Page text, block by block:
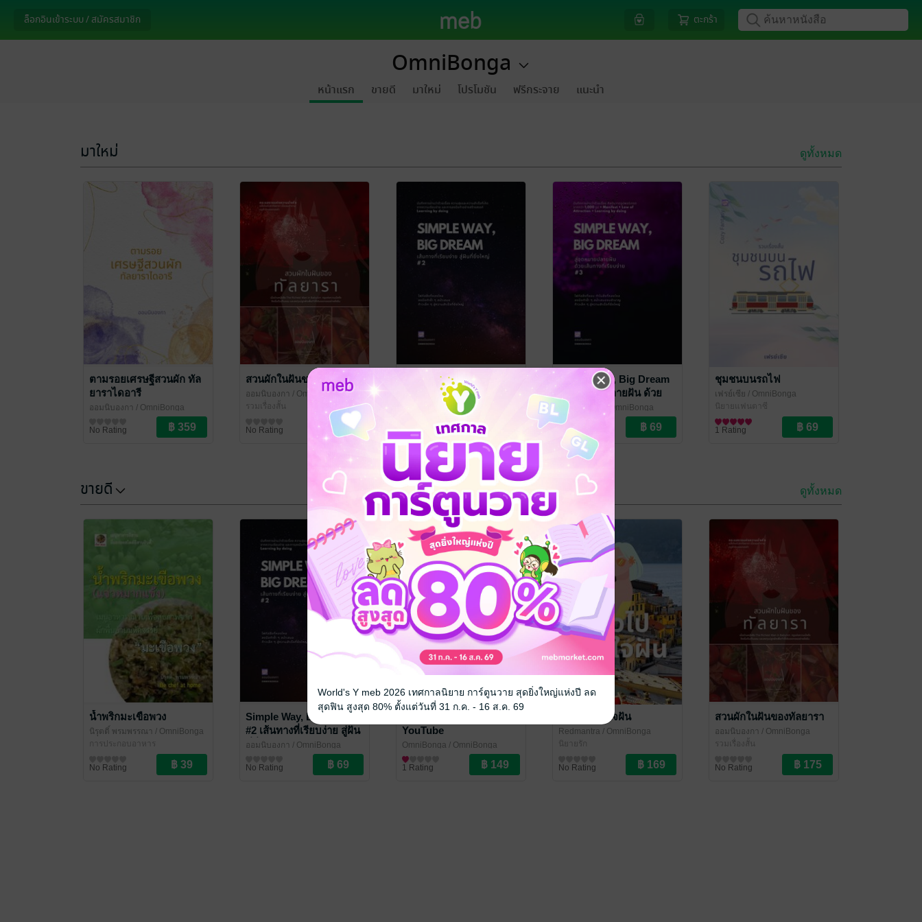
ล็อกอินเข้าระบบ / สมัครสมาชิก ตะกร้า
OmniBonga
หน้าแรก ขายดี มาใหม่ โปรโมชัน ฟรีกระจาย แนะนำ
มาใหม่ ดูทั้งหมด
ตามรอยเศรษฐีสวนผัก ทัล
ยาราไดอารี
ออมนิบองกา / OmniBonga
No Rating
สวนผักในฝันของทัลยารา
ออมนิบองกา / OmniBonga
รวมเรื่องสั้น
No Rating
Simple Way, Big Dream
#2 เส้นทางที่เรียบง่าย สู่ฝัน
ออมนิบองกา/ OmniBonga
No Rating
Simple Way, Big Dream
สู่จุดหมายปลายฝัน ด้วย
เส้นทางที่เรียบง่าย
ออมนิบองกา
/ OmniBonga
พัฒนาตนเอง
No Rating
ชุมชนบนรถไฟ
เฟรย์เซีย / OmniBonga
นิยายแฟนตาซี
1 Rating
ขายดี ดูทั้งหมด
น้ำพริกมะเขือพวง
นิรุตติ์ พรมพรรณา / OmniBonga
การประกอบอาหาร
No Rating
Simple Way, Big Dream
#2 เส้นทางที่เรียบง่าย สู่ฝัน
ที่ยิ่งใหญ่
ออมนิบองกา / OmniBonga
No Rating
YouTube
OmniBonga / OmniBonga
อาชีพและชี้ช่องทำกิน
1 Rating
ก้าวไปตามใจฝัน
Redmantra / OmniBonga
นิยายรัก
No Rating
สวนผักในฝันของทัลยารา
ออมนิบองกา / OmniBonga
รวมเรื่องสั้น
No Rating
World's Y meb 2026 เทศกาลนิยาย การ์ตูนวาย สุดยิ่งใหญ่แห่งปี ลด
สุดฟิน สูงสุด 80% ตั้งแต่วันที่ 31 ก.ค. - 16 ส.ค. 69